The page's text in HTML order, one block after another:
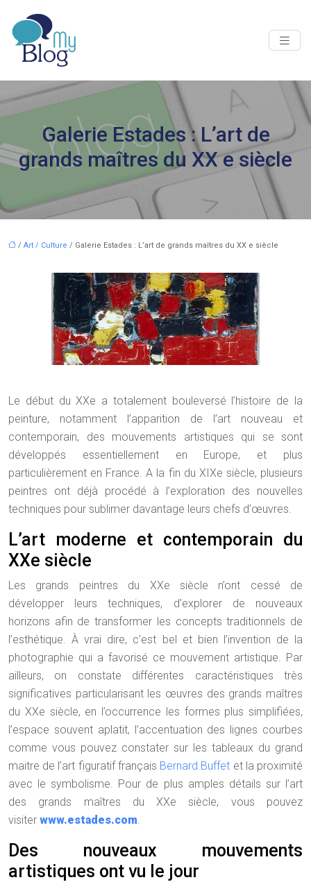
Galerie Estades : L’art de
grands maîtres du XX e siècle
/ Art / Culture / Galerie Estades : L’art de grands maîtres du XX e siècle
Le début du XXe a totalement bouleversé l’histoire de la
peinture, notamment l’apparition de l’art nouveau et
contemporain, des mouvements artistiques qui se sont
développés essentiellement en Europe, et plus
particulièrement en France. A la fin du XIXe siècle, plusieurs
peintres ont déjà procédé à l’exploration des nouvelles
techniques pour sublimer davantage leurs chefs d’œuvres.
L’art moderne et contemporain du
XXe siècle
Les grands peintres du XXe siècle n’ont cessé de
développer leurs techniques, d’explorer de nouveaux
horizons afin de transformer les concepts traditionnels de
l’esthétique. À vrai dire, c’est bel et bien l’invention de la
photographie qui a favorisé ce mouvement artistique. Par
ailleurs, on constate différentes caractéristiques très
significatives particularisant les œuvres des grands maîtres
du XXe siècle, en l’occurrence les formes plus simplifiées,
l’espace souvent aplatit, l’accentuation des lignes courbes
comme vous pouvez constater sur les tableaux du grand
maitre de l’art figuratif français Bernard Buffet et la proximité
avec le symbolisme. Pour de plus amples détails sur l’art
des grands maîtres du XXe siècle, vous pouvez
visiter www.estades.com.
Des nouveaux mouvements
artistiques ont vu le jour